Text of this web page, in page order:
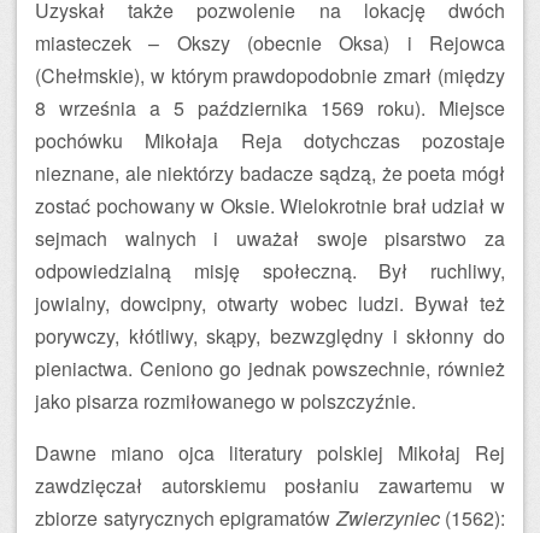
Uzyskał także pozwolenie na lokację dwóch
miasteczek – Okszy (obecnie Oksa) i Rejowca
(Chełmskie), w którym prawdopodobnie zmarł (między
8 września a 5 października 1569 roku). Miejsce
pochówku Mikołaja Reja dotychczas pozostaje
nieznane, ale niektórzy badacze sądzą, że poeta mógł
zostać pochowany w Oksie. Wielokrotnie brał udział w
sejmach walnych i uważał swoje pisarstwo za
odpowiedzialną misję społeczną. Był ruchliwy,
jowialny, dowcipny, otwarty wobec ludzi. Bywał też
porywczy, kłótliwy, skąpy, bezwzględny i skłonny do
pieniactwa. Ceniono go jednak powszechnie, również
jako pisarza rozmiłowanego w polszczyźnie.
Dawne miano ojca literatury polskiej Mikołaj Rej
zawdzięczał autorskiemu posłaniu zawartemu w
zbiorze satyrycznych epigramatówZwierzyniec(1562):